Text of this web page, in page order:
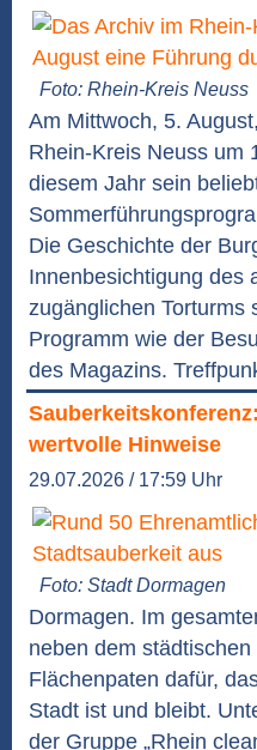
Foto: Rhein-Kreis Neuss
Am Mittwoch, 5.
Rhein-Kreis Neuss um
diesem Jahr sein
Die Geschichte der
Innenbesichtigung des
zugänglichen Torturms
Programm wie der
des Magazins.
wertvolle Hinweise
29.07.2026 / 17:59 Uhr
Foto: Stadt Dormagen
Dormagen. Im
neben dem
Flächenpaten dafür,
Stadt ist und bleibt.
der Gruppe „Rhein